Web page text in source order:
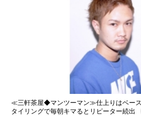
≪三軒茶屋◆マンツーマン≫仕上りはベー
タイリングで毎朝キマるとリピーター続出